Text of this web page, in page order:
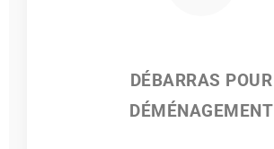
DÉBARRAS POUR
DÉMÉNAGEMENT